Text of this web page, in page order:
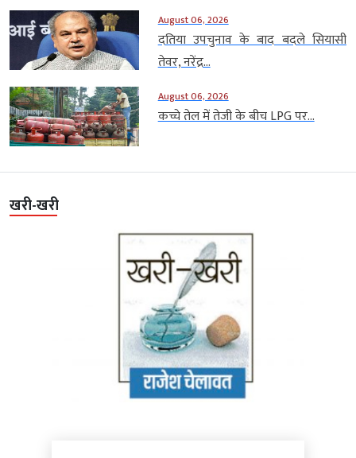
August 06, 2026
दतिया उपचुनाव के बाद बदले सियासी
तेवर, नरेंद्र...
August 06, 2026
कच्चे तेल में तेजी के बीच LPG पर...
खरी-खरी